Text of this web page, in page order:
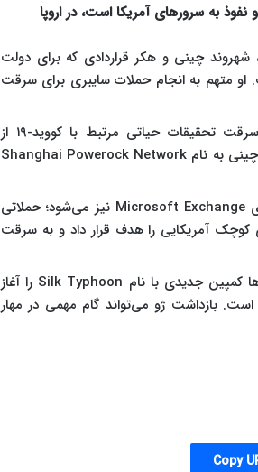
به سرورهای آمریکا است، در اروپا
شهروند چینی و هکر قراردادی که برای دولت
او متهم به انجام حملات سایبری برای سرقت
که هنوز متواری است، به سرقت تحقیقات حیاتی مرتبط با کووید-۱۹ از
دانشگاه‌های آمریکایی در سال ۲۰۲۰ متهم شده‌اند. ژو ظاهراً برای شرکتی چینی به نام Shanghai Powerock Network
شامل نقش در موج حملات گسترده به سرورهای Microsoft Exchange نیز می‌شود؛ حملاتی
کوچک آمریکایی را هدف قرار داد و به سرقت
دو هکر چینی به گروهی موسوم به Hafnium منتسب شده‌اند که بعدها کمپین جدیدی با نام Silk Typhoon را آغاز
بازداشت ژو می‌تواند گام مهمی در مهار
Copy